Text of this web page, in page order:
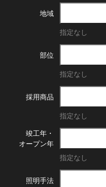
地域
指定なし
部位
指定なし
採用商品
指定なし
竣工年・
オープン年
指定なし
照明手法